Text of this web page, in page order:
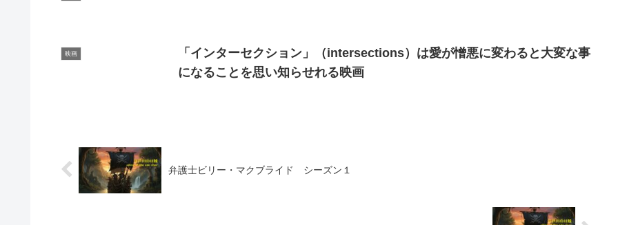
映画
「インターセクション」（intersections）は愛が憎悪に変わると大変な事
になることを思い知らせれる映画
弁護士ビリー・マクブライド シーズン１